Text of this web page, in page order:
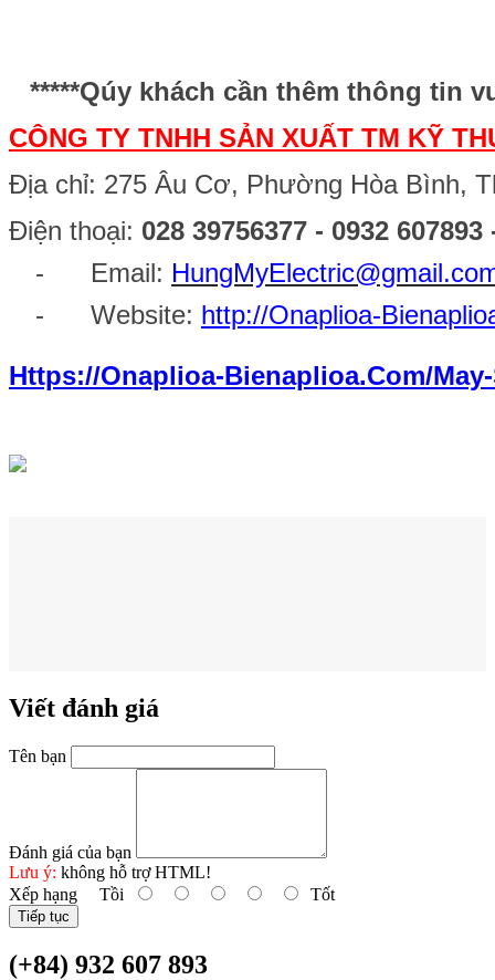
*****Qúy khách cần thêm thông tin
CÔNG TY TNHH SẢN XUẤT TM KỸ
Địa chỉ: 275 Âu Cơ, Phường Hòa Bình,
Điện thoại: 028 39756377 - 0932 607893
- Email:
- Website: http://Onaplioa-
Https://onaplioa-Bienaplioa.com/May-
Viết đánh giá
Tên bạn
Đánh giá của bạn
Lưu ý: không hỗ trợ HTML!
Xếp hạng Tồi Tốt
Tiếp tục
(+84) 932 607 893